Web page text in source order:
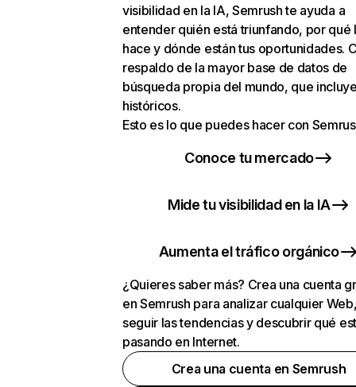
visibilidad en la IA, Semrush te ayuda a
entender quién está triunfando, por qué
hace y dónde están tus oportunidades.
respaldo de la mayor base de datos de
búsqueda propia del mundo, que
históricos.
Esto es lo que puedes hacer con
Conoce tu mercado
Mide tu visibilidad en la IA
Aumenta el tráfico orgánico
¿Quieres saber más? Crea una cuenta
en Semrush para analizar cualquier
seguir las tendencias y descubrir qué
pasando en Internet.
Crea una cuenta en Semrush